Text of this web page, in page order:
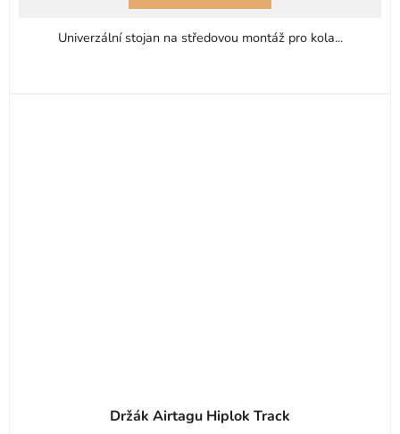
Univerzální stojan na středovou montáž pro kola...
Držák Airtagu Hiplok Track